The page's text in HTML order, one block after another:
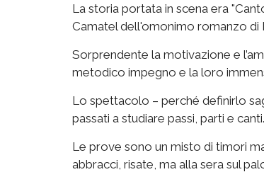
La storia portata in scena era
Camatel dell'omonimo romanzo di
Sorprendente la motivazione e
metodico impegno e la loro
Lo spettacolo – perché definirlo
passati a studiare passi, parti e canti.
Le prove sono un misto di timori
abbracci, risate, ma alla sera sul